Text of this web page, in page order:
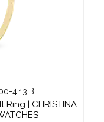
4.13.B
| CHRISTINA